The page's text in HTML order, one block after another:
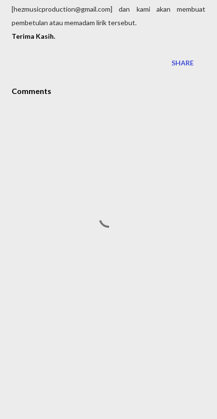
[hezmusicproduction@gmail.com] dan kami akan membuat
pembetulan atau memadam lirik tersebut.
Terima Kasih.
SHARE
Comments